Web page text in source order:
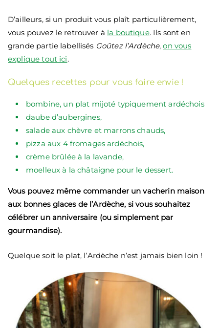
D’ailleurs, si un produit vous plaît particulièrement,
vous pouvez le retrouver à la boutique. Ils sont en
grande partie labellisés Goûtez l’Ardèche,on vous
explique tout ici.
Quelques recettes pour vous faire envie !
bombine, un plat mijoté typiquement ardéchois
daube d’aubergines,
salade aux chèvre et marrons chauds,
pizza aux 4 fromages ardéchois,
crème brûlée à la lavande,
moelleux à la châtaigne pour le dessert.
Vous pouvez même commander un vacherin maison
aux bonnes glaces de l’Ardèche, si vous souhaitez
célébrer un anniversaire (ou simplement par
gourmandise).
Quelque soit le plat, l’Ardèche n’est jamais bien loin !